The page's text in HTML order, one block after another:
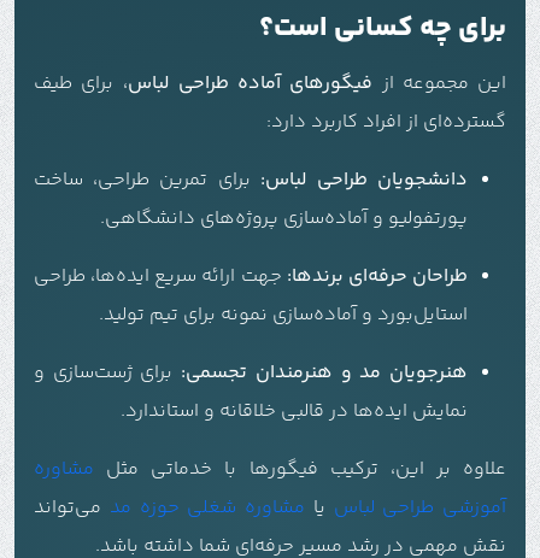
برای چه کسانی است؟
این مجموعه از فیگورهای آماده طراحی لباس، برای طیف
گسترده‌ای از افراد کاربرد دارد:
دانشجویان طراحی لباس: برای تمرین طراحی، ساخت
پورتفولیو و آماده‌سازی پروژه‌های دانشگاهی.
طراحان حرفه‌ای برندها: جهت ارائه سریع ایده‌ها، طراحی
استایل‌بورد و آماده‌سازی نمونه برای تیم تولید.
هنرجویان مد و هنرمندان تجسمی: برای ژست‌سازی و
نمایش ایده‌ها در قالبی خلاقانه و استاندارد.
علاوه بر این، ترکیب فیگورها با خدماتی مثل مشاوره
آموزشی طراحی لباس یا مشاوره شغلی حوزه مد می‌تواند
نقش مهمی در رشد مسیر حرفه‌ای شما داشته باشد.